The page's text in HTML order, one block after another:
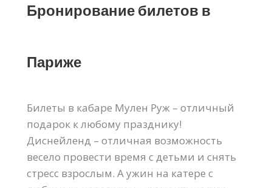
Бронирование билетов в
Париже
Билеты в кабаре Мулен Руж – отличный
подарок к любому празднику!
Диснейленд – отличная возможность
весело провести время с детьми и снять
стресс взрослым. А ужин на катере с